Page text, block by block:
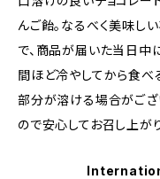
んご飴。なるべく美味し
で、商品が届いた当日中
間ほど冷やしてから食べ
部分が溶ける場合がござ
ので安心してお召し上が